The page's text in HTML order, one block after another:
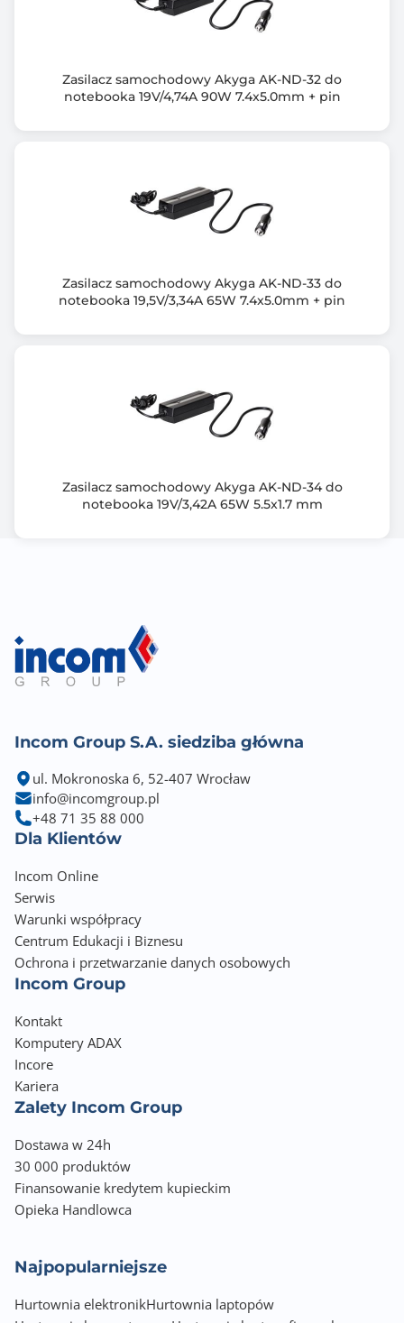
Zabezpieczenia przed: przepięciem, przegrzaniem,
Zestaw: zasilacz, kabel zasilający, instrukcja obsługi,
karta gwarancyjna
Gwarancja producenta [mies.]
Zasilacz samochodowy Akyga AK-ND-32 do
notebooka 19V/4,74A 90W 7.4x5.0mm + pin
Zasilacz samochodowy Akyga AK-ND-33 do
notebooka 19,5V/3,34A 65W 7.4x5.0mm + pin
Zasilacz samochodowy Akyga AK-ND-34 do
notebooka 19V/3,42A 65W 5.5x1.7 mm
Incom Group S.A. siedziba główna
ul. Mokronoska 6, 52-407 Wrocław
info@incomgroup.pl
+48 71 35 88 000
Dla Klientów
Incom Online
Serwis
Warunki współpracy
Centrum Edukacji i Biznesu
Ochrona i przetwarzanie danych osobowych
Incom Group
Kontakt
Komputery ADAX
Incore
Kariera
Zalety Incom Group
Dostawa w 24h
30 000 produktów
Finansowanie kredytem kupieckim
Opieka Handlowca
Najpopularniejsze
Hurtownia elektronikHurtownia laptopów